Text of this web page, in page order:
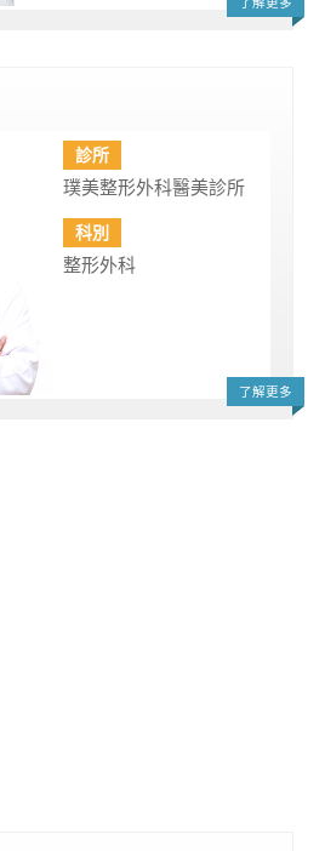
診所
璞美整形外科醫美診所
科別
整形外科
了解更多